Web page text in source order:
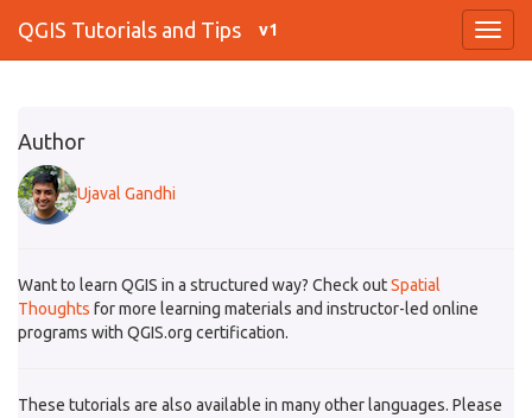
QGIS Tutorials and Tips v1
Author
Ujaval Gandhi
Want to learn QGIS in a structured way? Check outSpatial
Thoughts for more learning materials and instructor-led online
programs with QGIS.org certification.
These tutorials are also available in many other languages. Please